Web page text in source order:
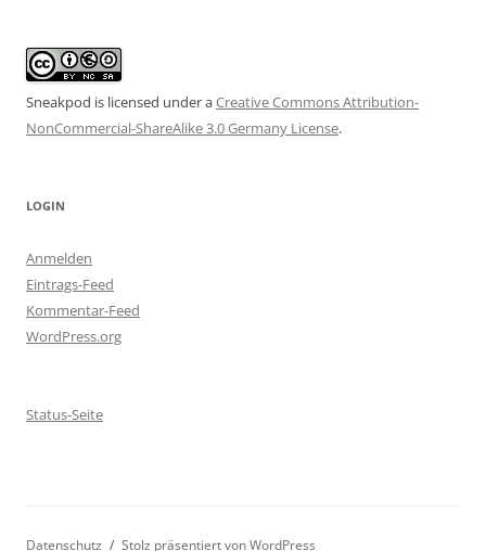
Sneakpod is licensed under aCreative Commons Attribution-
NonCommercial-ShareAlike 3.0 Germany License.
LOGIN
Anmelden
Eintrags-Feed
Kommentar-Feed
WordPress.org
Status-Seite
Datenschutz Stolz präsentiert von WordPress